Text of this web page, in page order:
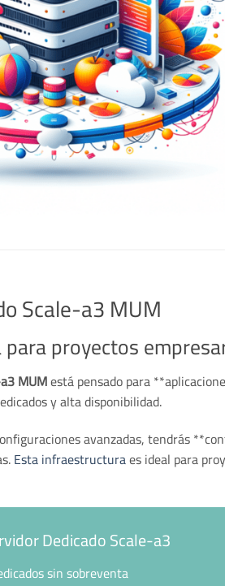
Scale-a3 MUM
proyectos
MUMestá pensado para
y alta disponibilidad.
avanzadas, tendrás
Esta infraestructuraes ideal para
Dedicado Scale-a3
sin sobreventa